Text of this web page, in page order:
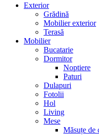
Exterior
Grădină
Mobilier exterior
Terasă
Mobilier
Bucatarie
Dormitor
Noptiere
Paturi
Dulapuri
Fotolii
Hol
Living
Mese
Măsuțe de